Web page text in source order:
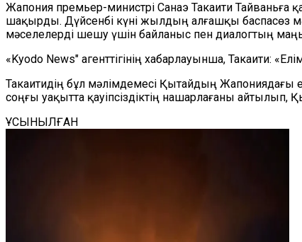
Жапония премьер-министрі Санаэ Такаити Тайваньға
шақырды. Дүйсенбі күні жылдың алғашқы баспасөз
мәселелерді шешу үшін байланыс пен диалогтың
«Kyodo News" агенттігінің хабарлауынша, Такаити:
Такаитидің бұл мәлімдемесі Қытайдың Жапониядағы
соңғы уақытта қауіпсіздіктің нашарлағаны айтылып,
ҰСЫНЫЛҒАН